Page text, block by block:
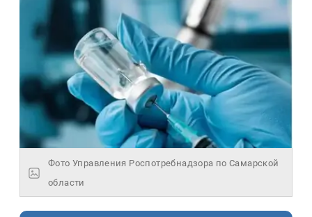
Фото Управления Роспотребнадзора по Самарской
области